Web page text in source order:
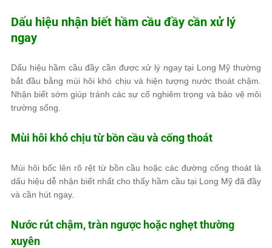
Dấu hiệu nhận biết hầm cầu đầy cần xử lý
ngay
Dấu hiệu hầm cầu đầy cần được xử lý ngay tại Long Mỹ thường
bắt đầu bằng mùi hôi khó chịu và hiện tượng nước thoát chậm.
Nhận biết sớm giúp tránh các sự cố nghiêm trọng và bảo vệ môi
trường sống.
Mùi hôi khó chịu từ bồn cầu và cống thoát
Mùi hôi bốc lên rõ rệt từ bồn cầu hoặc các đường cống thoát là
dấu hiệu dễ nhận biết nhất cho thấy hầm cầu tại Long Mỹ đã đầy
và cần hút ngay.
Nước rút chậm, tràn ngược hoặc nghẹt thường
xuyên